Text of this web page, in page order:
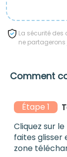
La sécurité
ne
Comment
Étape 1
Cliquez sur
faites glisser
zone